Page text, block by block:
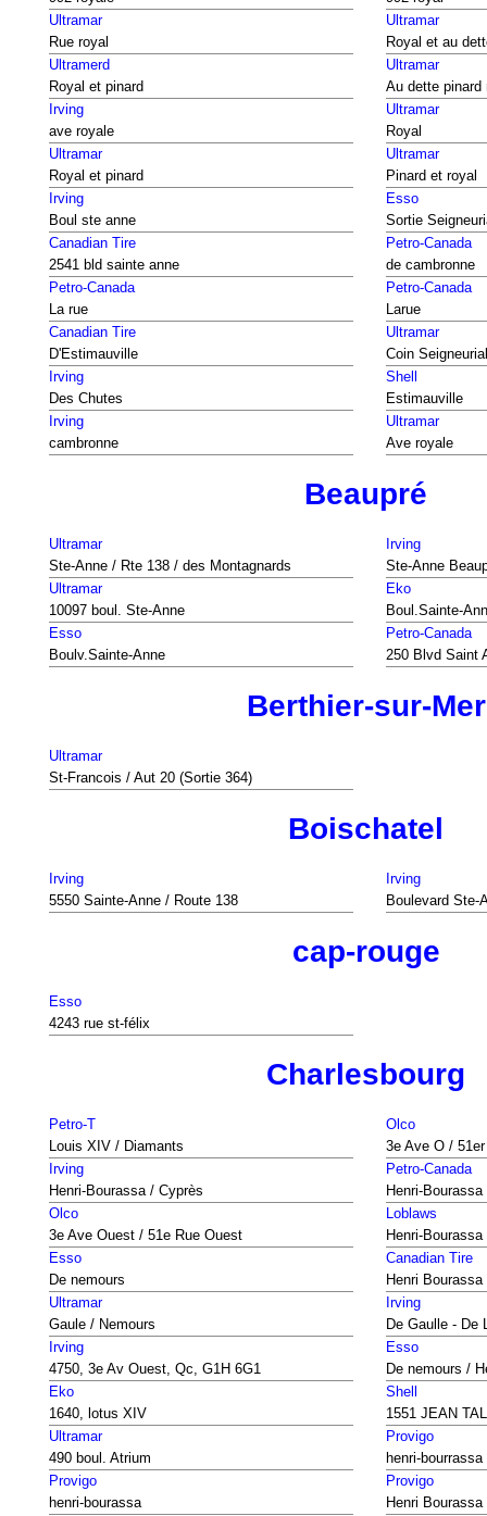
Ultramar
Rue royal
Ultramar
Royal et au
Ultramerd
Royal et pinard
Ultramar
Au dette pinard
Irving
ave royale
Ultramar
Royal
Ultramar
Royal et pinard
Ultramar
Pinard et royal
Irving
Boul ste anne
Esso
Sortie
Canadian Tire
2541 bld sainte anne
Petro-Canada
de cambronne
Petro-Canada
La rue
Petro-Canada
Larue
Canadian Tire
D'Estimauville
Ultramar
Coin
Irving
Des Chutes
Shell
Estimauville
Irving
cambronne
Ultramar
Ave royale
Beaupré
Ultramar
Ste-Anne / Rte 138 / des Montagnards
Irving
Ste-Anne
Ultramar
10097 boul. Ste-Anne
Eko
Boul.Sainte-
Esso
Boulv.Sainte-Anne
Petro-Canada
250 Blvd Saint
Berthier-sur-Mer
Ultramar
St-Francois / Aut 20 (Sortie 364)
Boischatel
Irving
5550 Sainte-Anne / Route 138
Irving
Boulevard Ste-
cap-rouge
Esso
4243 rue st-félix
Charlesbourg
Petro-T
Louis XIV / Diamants
Olco
3e Ave O /
Irving
Henri-Bourassa / Cyprès
Petro-Canada
Henri-
Olco
3e Ave Ouest / 51e Rue Ouest
Loblaws
Henri-
Esso
De nemours
Canadian Tire
Henri Bourassa
Ultramar
Gaule / Nemours
Irving
De Gaulle - De
Irving
4750, 3e Av Ouest, Qc, G1H 6G1
Esso
De nemours /
Eko
1640, lotus XIV
Shell
1551 JEAN
Ultramar
490 boul. Atrium
Provigo
henri-bourrassa
Provigo
henri-bourassa
Provigo
Henri Bourassa